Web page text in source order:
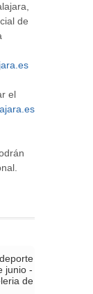
de
el
junio -
de